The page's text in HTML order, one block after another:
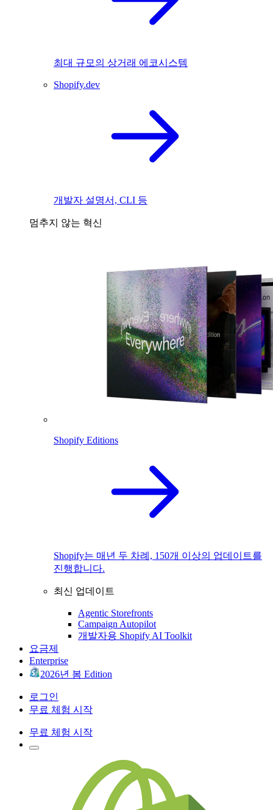
최대 규모의 상거래 에코시스템
Shopify.dev
개발자 설명서, CLI 등
멈추지 않는 혁신
Shopify Editions
Shopify는 매년 두 차례, 150개 이상의 업데이트를
진행합니다.
최신 업데이트
Agentic Storefronts
Campaign Autopilot
개발자용 Shopify AI Toolkit
요금제
Enterprise
2026년 봄 Edition
로그인
무료 체험 시작
무료 체험 시작